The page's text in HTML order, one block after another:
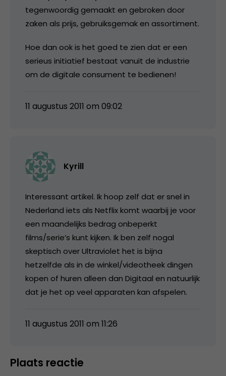
tegenwoordig gemaakt en gebroken door
zaken als prijs, gebruiksgemak en assortiment.
Hoe dan ook is het goed te zien dat er een
serieus initiatief bestaat vanuit de industrie
om de digitale consument te bedienen!
11 augustus 2011 om 09:02
Kyrill
Interessant artikel. Ik hoop zelf dat er snel in
Nederland iets als Netflix komt waarbij je voor
een maandelijks bedrag onbeperkt
films/serie’s kunt kijken. Ik ben zelf nogal
skeptisch over Ultraviolet het is bijna
hetzelfde als in de winkel/videotheek dingen
kopen of huren alleen dan Digitaal en natuurlijk
dat je het op veel apparaten kan afspelen.
11 augustus 2011 om 11:26
Plaats reactie